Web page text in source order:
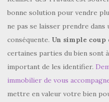
bonne solution pour vendre
ne pas se laisser prendre
conséquente. Un simple coup
certaines parties du bien sont
important de les identifier.
immobilier de vous
mettre en valeur votre bien